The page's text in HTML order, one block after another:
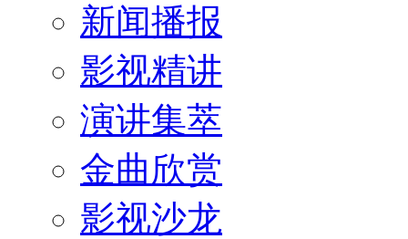
新闻播报
影视精讲
演讲集萃
金曲欣赏
影视沙龙